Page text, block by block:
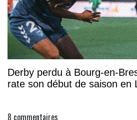
Derby perdu à Bourg-en-
rate son début de saison en
8 commentaires